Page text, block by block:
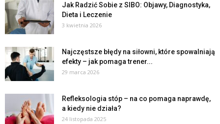
Jak Radzić Sobie z SIBO: Objawy, Diagnostyka,
Dieta i Leczenie
3 kwietnia 2026
Najczęstsze błędy na siłowni, które spowalniają
efekty – jak pomaga trener...
29 marca 2026
Refleksologia stóp – na co pomaga naprawdę,
a kiedy nie działa?
24 listopada 2025